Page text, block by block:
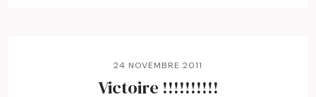
24 NOVEMBRE 2011
Victoire !!!!!!!!!!